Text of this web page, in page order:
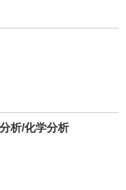
析/化学分析